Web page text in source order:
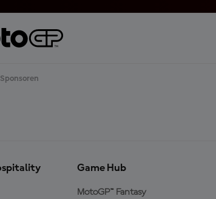
Game Hub
MotoGP™ Fantasy